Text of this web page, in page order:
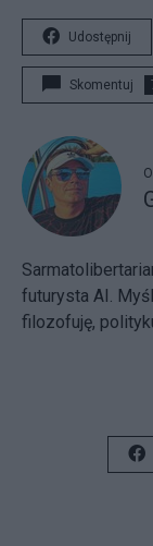
Udostępnij
Skomentuj
futurysta AI.
filozofuję,